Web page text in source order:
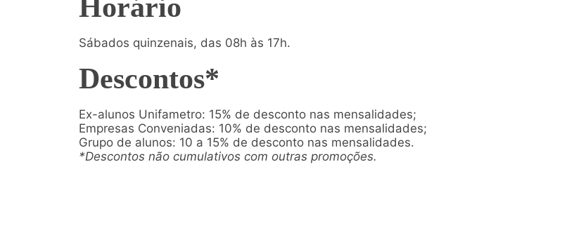
Horário
Sábados quinzenais, das 08h às 17h.
Descontos*
Ex-alunos Unifametro: 15% de desconto nas mensalidades;
Empresas Conveniadas: 10% de desconto nas mensalidades;
Grupo de alunos: 10 a 15% de desconto nas mensalidades.
*Descontos não cumulativos com outras promoções.